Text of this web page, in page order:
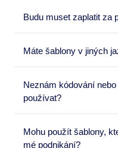
Budu muset zaplatit za
Máte šablony v jiných
Neznám kódování
používat?
Mohu použít šablony,
mé podnikání?